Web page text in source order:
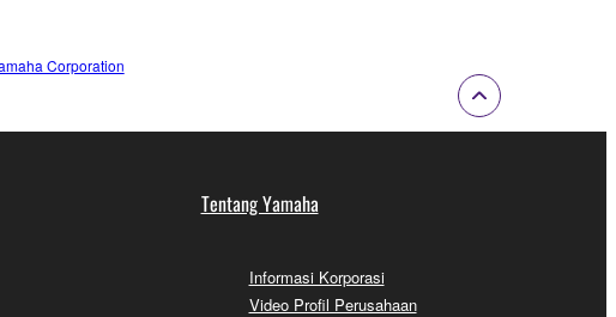
Corporation
Tentang Yamaha
Informasi Korporasi
Video Profil Perusahaan